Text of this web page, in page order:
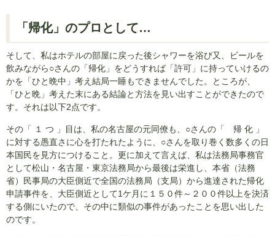
「帰化」のプロとして…
そして、私はホテルの部屋に戻った後シャワーを浴び又、ビールを
飲みながら○さんの「帰化」をどうすれば「許可」に持っていけるの
かを「ひと晩中」考え結局一睡もできませんでした。ところが、
「ひと晩」考えた末にある結論と方法を見い出すことができたので
す。それは以下2点です。
その「 １ つ 」目は、私の名古屋の元同僚も、○さんの「 帰 化 」
に対する愚直さに心を打たれたように、○さんを取り巻く数多くの日
本国民を見方につけること。更に加えて言えば、私は法務局事務官
として松山・名古屋・東京法務局から最後は栄進し、本省（法務
省）民事局の大臣側近で全国の法務局（支局）から進達された帰化
申請事件を、大臣側近として1ケ月に１５０件～２００件以上を決済
する側にいたので、その中に類似の事件があったことを思い出した
のです。